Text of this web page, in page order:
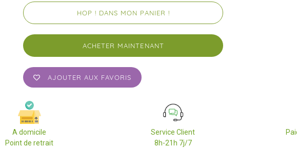
HOP ! DANS MON PANIER !
ACHETER MAINTENANT
AJOUTER AUX FAVORIS
A domicile
Point de retrait
Service Client
8h-21h 7j/7